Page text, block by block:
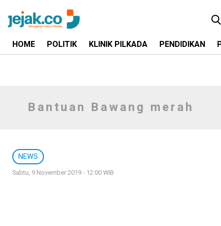
HOME POLITIK KLINIK PILKADA PENDIDIKAN
Bantuan Bawang merah
NEWS
Sabtu, 9 November 2019 - 12:00 WIB